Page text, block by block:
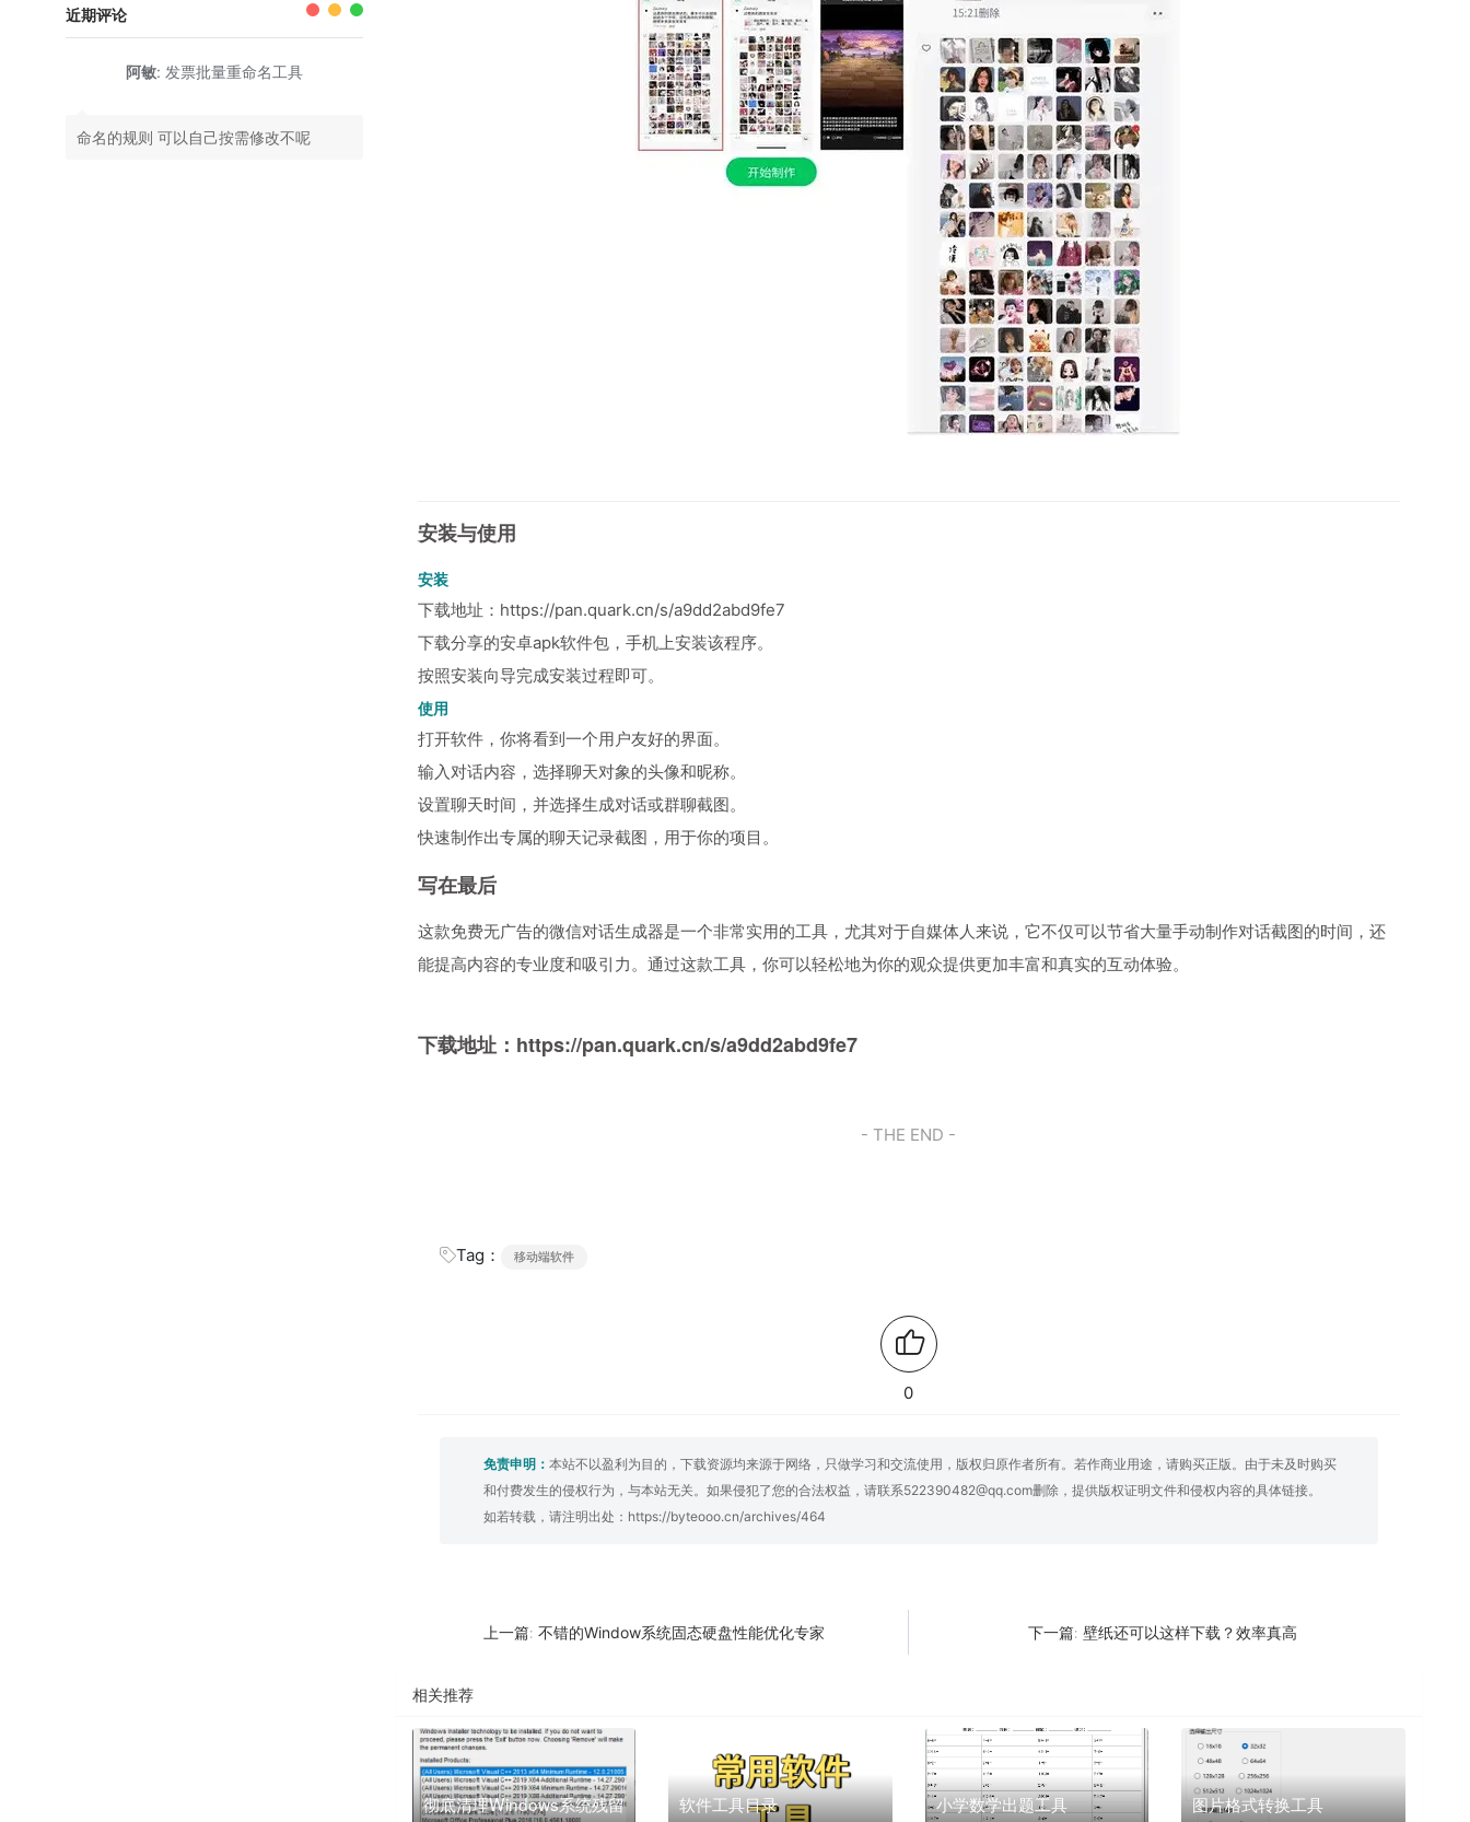
安装与使用
安装
下载地址： https://pan.quark.cn/s/a9dd2abd9fe7
下载分享的安卓apk软件包，手机上安装该程序。
按照安装向导完成安装过程即可。
使用
打开软件，你将看到一个用户友好的界面。
输入对话内容，选择聊天对象的头像和昵称。
设置聊天时间，并选择生成对话或群聊截图。
快速制作出专属的聊天记录截图，用于你的项目。
写在最后
这款免费无广告的微信对话生成器是一个非常实用的工具，尤其对于自媒体人来说，它不仅可以节省大量手动制作对话截图的时间，还
能提高内容的专业度和吸引力。通过这款工具，你可以轻松地为你的观众提供更加丰富和真实的互动体验。
下载地址： https://pan.quark.cn/s/a9dd2abd9fe7
- THE END -
Tag： 移动端软件
0
免责申明： 本站不以盈利为目的，下载资源均来源于网络，只做学习和交流使用，版权归原作者所有。若作商业用途，请购买正版。由于未及时购买
和付费发生的侵权行为，与本站无关。如果侵犯了您的合法权益，请联系522390482@qq.com删除，提供版权证明文件和侵权内容的具体链接。
如若转载，请注明出处： https://byteooo.cn/archives/464
上一篇: 不错的Window系统固态硬盘性能优化专家 下一篇: 壁纸还可以这样下载？效率真高
相关推荐
彻底清理Windows系统残留 软件工具目录 小学数学出题工具 图片格式转换工具
近期评论
阿敏: 发票批量重命名工具
命名的规则 可以自己按需修改不呢